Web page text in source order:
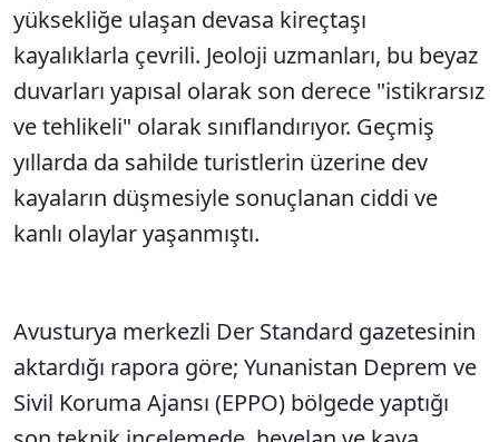
yüksekliğe ulaşan devasa kireçtaşı
kayalıklarla çevrili. Jeoloji uzmanları, bu beyaz
duvarları yapısal olarak son derece "istikrarsız
ve tehlikeli" olarak sınıflandırıyor. Geçmiş
yıllarda da sahilde turistlerin üzerine dev
kayaların düşmesiyle sonuçlanan ciddi ve
kanlı olaylar yaşanmıştı.
Avusturya merkezli Der Standard gazetesinin
aktardığı rapora göre; Yunanistan Deprem ve
Sivil Koruma Ajansı (EPPO) bölgede yaptığı